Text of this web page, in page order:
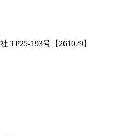
TP25-193号【261029】